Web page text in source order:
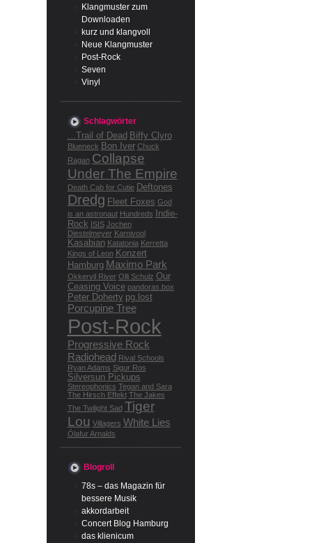
Klangmuster zum
Downloaden
kurz und klangvoll
Neue Klangmuster
Post-Rock
Seven
Vinyl
Schlagwörter
...Trail of Dead Biffy Clyro
Blueneck Bon Iver Chuck
Ragan Collapse
Under The Empire
Death Cab for Cutie Deftones
Dredg Fleet Foxes God
is an astronaut Hundreds
Indie-
Rock ISIS Jochen
Diestelmeyer Karnivool
Kasabian Katatonia Kerretta
Kings of Leon Konzert
Hamburg Maximo Park
Okkervil River Olli Schulz Our
Ceasing Voice pandoras.box
Peter Doherty pg.lost
Porcupine Tree
Post-Rock
Progressive Rock
Radiohead Rival Schools
Ryan Adams Sigur Ros
Silversun Pickups
Stereophonics Tegan and Sara
The Hirsch Effekt The Jakes
The Twilight Sad Tiger
Lou Villagers White Lies
Ólafur Arnalds
Blogroll
78s – das Magazin für
bessere Musik
akkordarbeit
Concert Blog Hamburg
das klienicum